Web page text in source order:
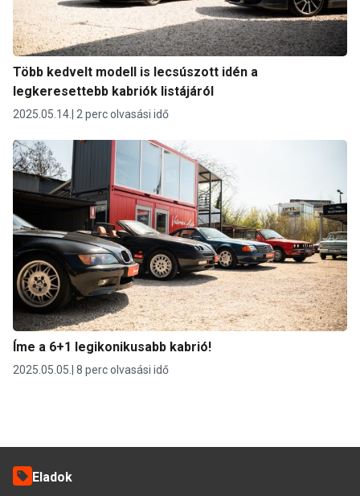
Több kedvelt modell is lecsúszott idén a
legkeresettebb kabriók listájáról
2025.05.14. 2 perc olvasási idő
Íme a 6+1 legikonikusabb kabrió!
2025.05.05. 8 perc olvasási idő
Eladok